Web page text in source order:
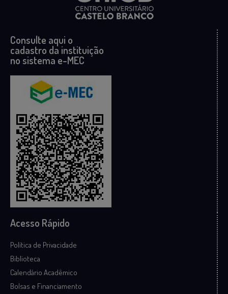
Consulte aqui o
cadastro da instituição
no sistema e-MEC
Acesso Rápido
Política de Privacidade
Biblioteca
Calendário Acadêmico
Bolsas e Financiamento